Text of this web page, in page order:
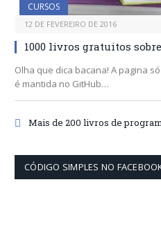
CURSOS
12 DE FEVEREIRO DE 2016
1000 livros gratuitos
Olha que dica bacana! A pagina
é mantida no GitHub…
Mais de 200 livros de
CÓDIGO SIMPLES NO